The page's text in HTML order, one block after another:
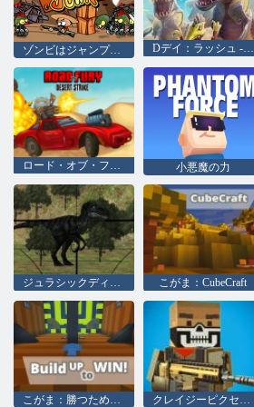
ゾンビはジャンプすることはできません Dデイ：ラッシュ - タワーディフェンス
ロード・オブ・フューリー・デザート・ストライク 小悪魔の力
ジュラシックディノ狩猟 こがま：CubeCraft
こがま：勝つために構築 クレイジーピクセルウォーフェア